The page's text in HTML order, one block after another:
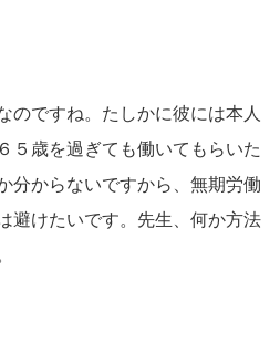
のですね。たしかに彼には本人
５歳を過ぎても働いてもらいた
分からないですから、無期労働
避けたいです。先生、何か方法